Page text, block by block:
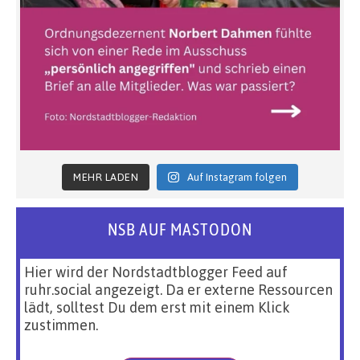
MEHR LADEN Auf Instagram folgen
NSB AUF MASTODON
Hier wird der Nordstadtblogger Feed auf
ruhr.social angezeigt. Da er externe Ressourcen
lädt, solltest Du dem erst mit einem Klick
zustimmen.